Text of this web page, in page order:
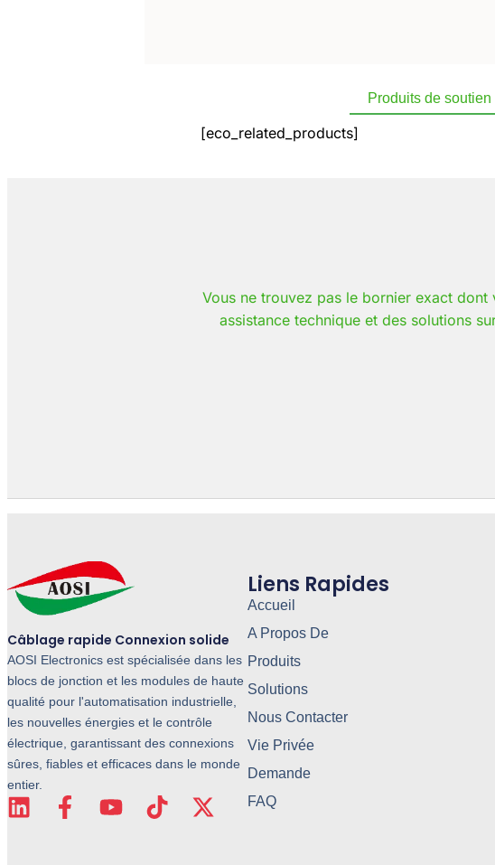
Produits de soutien
[eco_related_products]
Vous ne trouvez pas le bornier exact
assistance technique et des solutions
Câblage rapide Connexion solide
AOSI Electronics est spécialisée dans les
blocs de jonction et les modules de haute
qualité pour l'automatisation industrielle,
les nouvelles énergies et le contrôle
électrique, garantissant des connexions
sûres, fiables et efficaces dans le monde
entier.
Liens Rapides
Accueil
A Propos De
Produits
Solutions
Nous Contacter
Vie Privée
Demande
FAQ